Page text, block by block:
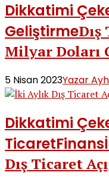
Dikkatimi
GeliştirmeDış
Milyar Doları
5 Nisan 2023Yazar
Dikkatimi
TicaretFinans
Dış Ticaret